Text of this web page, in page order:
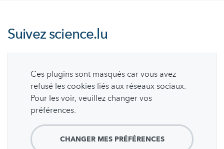
Suivezscience.lu
Ces plugins sont masqués car vous avez
refusé les cookies liés aux réseaux sociaux.
Pour les voir, veuillez changer vos
préférences.
CHANGER MES PRÉFÉRENCES